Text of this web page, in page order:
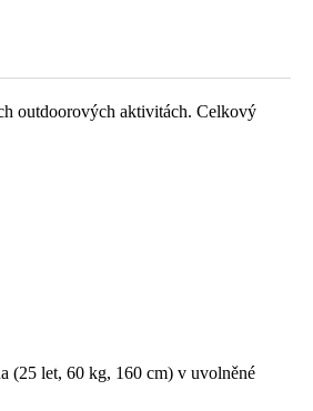
outdoorových aktivitách. Celkový
(25 let, 60 kg, 160 cm) v uvolněné